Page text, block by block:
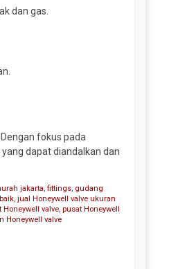
dan gas.
fokus pada
dapat diandalkan dan
jakarta,fittings, gudang
,jual Honeywell valve ukuran
Honeywell valve,pusat Honeywell
Honeywell valve